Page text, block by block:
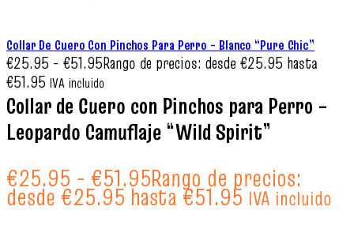
Collar De Cuero Con Pinchos Para Perro – Blanco “Pure Chic”
€25.95 - €51.95Rango de precios: desde €25.95 hasta
€51.95 IVA incluido
Collar de Cuero con Pinchos para Perro –
Leopardo Camuflaje “Wild Spirit”
€25.95 - €51.95Rango de precios:
desde €25.95 hasta €51.95 IVA incluido